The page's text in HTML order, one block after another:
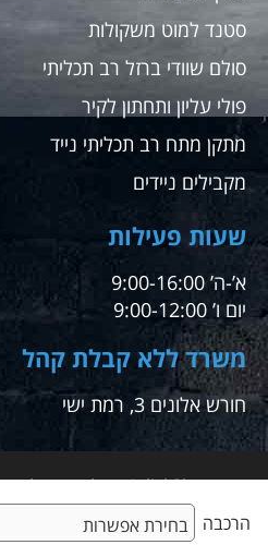
הרכבה
סטנד למוט משקולות
סולם שוודי ברזל רב תכליתי
פולי עליון ותחתון לקיר
מתקן מתח רב תכליתי נייד
מקבילים ניידים
שעות פעילות
א’-ה’ 9:00-16:00
יום ו’ 9:00-12:00
משרד ללא קבלת קהל
חורש אלונים 3, רמת ישי
1click2buy – קליק אחד לקניה – 2012-2024 © טל"ח
מבית א.ש